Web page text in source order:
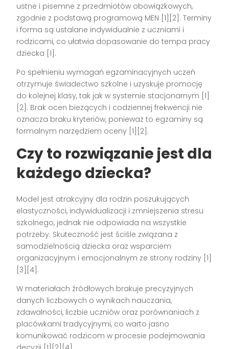
ustne i pisemne z przedmiotów obowiązkowych,
zgodnie z podstawą programową MEN [1][2]. Terminy
i forma są ustalane indywidualnie z uczniami i
rodzicami, co ułatwia dopasowanie do tempa pracy
dziecka [1].
Po spełnieniu wymagań egzaminacyjnych uczeń
otrzymuje świadectwo szkolne i uzyskuje promocję
do kolejnej klasy, tak jak w systemie stacjonarnym [1]
[2]. Brak ocen bieżących i codziennej frekwencji nie
oznacza braku kryteriów, ponieważ to egzaminy są
formalnym narzędziem oceny [1][2].
Czy to rozwiązanie jest dla
każdego dziecka?
Model jest atrakcyjny dla rodzin poszukujących
elastyczności, indywidualizacji i zmniejszenia stresu
szkolnego, jednak nie odpowiada na wszystkie
potrzeby. Skuteczność jest ściśle związana z
samodzielnością dziecka oraz wsparciem
organizacyjnym i emocjonalnym ze strony rodziny [1]
[3][4].
W materiałach źródłowych brakuje precyzyjnych
danych liczbowych o wynikach nauczania,
zdawalności, liczbie uczniów oraz porównaniach z
placówkami tradycyjnymi, co warto jasno
komunikować rodzicom w procesie podejmowania